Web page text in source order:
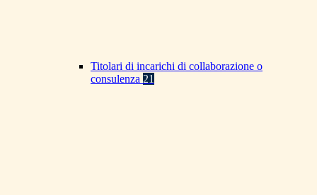
Titolari di incarichi di collaborazione o
consulenza 21